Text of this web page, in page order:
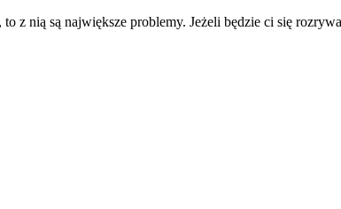
z nią są największe problemy. Jeżeli będzie ci się